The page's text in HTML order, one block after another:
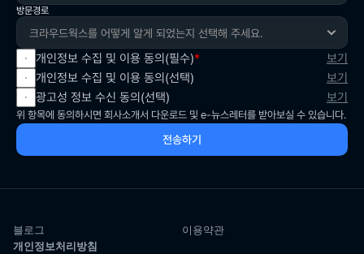
확인
방문경로
개인정보 수집 및 이용 동의(필수)*
보기
개인정보 수집 및 이용 동의(선택)
보기
광고성 정보 수신 동의(선택)
보기
위 항목에 동의하시면 회사소개서 다운로드 및 e-뉴스레터를 받아보실 수 있습니다.
전송하기
블로그
개인정보처리방침
이용약관